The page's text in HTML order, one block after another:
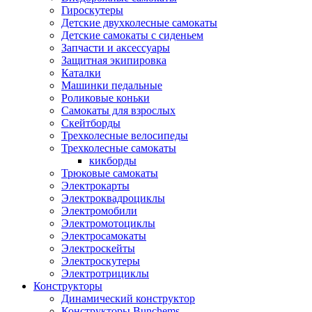
Гироскутеры
Детские двухколесные самокаты
Детские самокаты с сиденьем
Запчасти и аксессуары
Защитная экипировка
Каталки
Машинки педальные
Роликовые коньки
Самокаты для взрослых
Скейтборды
Трехколесные велосипеды
Трехколесные самокаты
кикборды
Трюковые самокаты
Электрокарты
Электроквадроциклы
Электромобили
Электромотоциклы
Электросамокаты
Электроскейты
Электроскутеры
Электротрициклы
Конструкторы
Динамический конструктор